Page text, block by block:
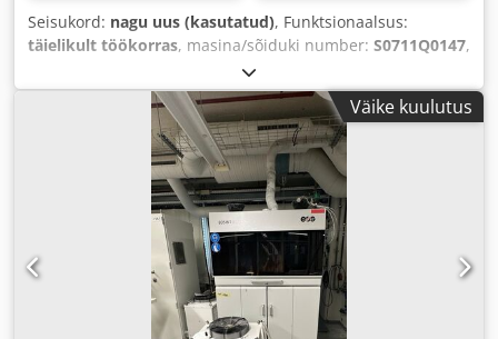
Seisukord: nagu uus (kasutatud), Funktsionaalsus:
täielikult töökorras, masina/sõiduki number: S0711Q0147,
, kogupikkus:
1 680 mm, kogulaius:730 mm, kogumass:650 kg,
230 V, laserivõimsus:200 W, Väike kuulutus